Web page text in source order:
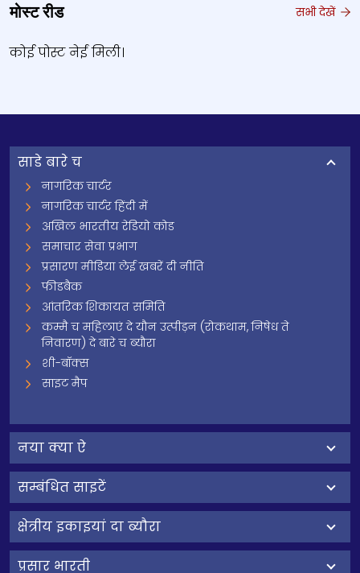
मोस्ट रीड सभी देखें
कोई पोस्ट नेईं मिली।
साडे बारे च
नागरिक चार्टर
नागरिक चार्टर हिंदी में
अखिल भारतीय रेडियो कोड
समाचार सेवा प्रभाग
प्रसारण मीडिया लेई खबरें दी नीति
फीडबैक
आंतरिक शिकायत समिति
कम्मै च महिलाएं दे यौन उत्पीड़न (रोकथाम, निषेध ते
निवारण) दे बारे च ब्यौरा
शी-बॉक्स
साइट मैप
नया क्या ऐ
सम्बंधित साइटें
क्षेत्रीय इकाइयां दा ब्यौरा
प्रसार भारती